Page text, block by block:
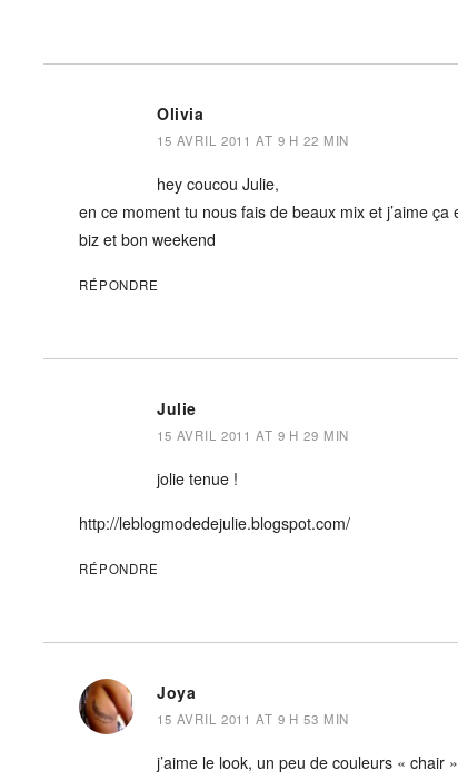
Olivia
15 AVRIL 2011 AT 9 H 22 MIN
hey coucou Julie,
en ce moment tu nous fais de beaux mix et j’aime ça
biz et bon weekend
RÉPONDRE
Julie
15 AVRIL 2011 AT 9 H 29 MIN
jolie tenue !
http://leblogmodedejulie.blogspot.com/
RÉPONDRE
Joya
15 AVRIL 2011 AT 9 H 53 MIN
j’aime le look, un peu de couleurs «